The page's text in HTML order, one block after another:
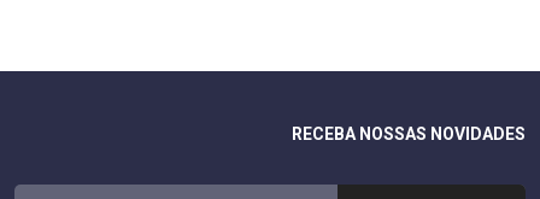
RECEBA NOSSAS NOVIDADES